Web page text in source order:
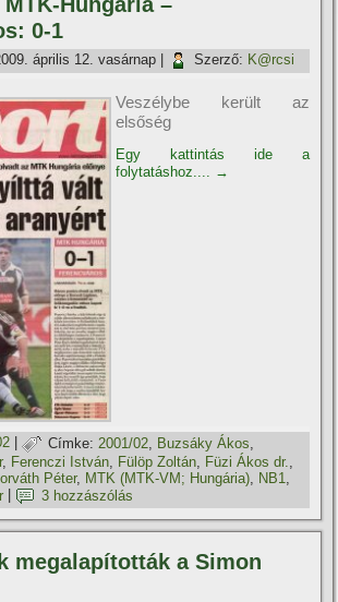
0-1
április 12. vasárnap Szerző: K@rcsi
Veszélybe került az
elsőség
Egy kattintás ide a
folytatáshoz.... →
| Címke: 2001/02 Buzsáky Ákos
, Ferenczi István, Fülöp Zoltán, Füzi Ákos dr.,
Péter, MTK (MTK-VM; Hungária), NB1,
3 hozzászólás
megalapí­tották a Simon